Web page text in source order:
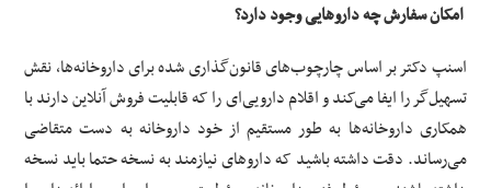
امکان سفارش چه داروهایی وجود دارد؟
اسنپ‌ دکتر بر اساس چارچوب‌های قانون‌گذاری شده برای داروخانه‌ها، نقش
تسهیل‌گر را ایفا می‌کند و اقلام دارویی‌ای را که قابلیت فروش آنلاین دارند با
همکاری داروخانه‌ها به طور مستقیم از خود داروخانه به دست متقاضی
می‌رساند. دقت داشته باشید که داروهای نیازمند به نسخه حتما باید نسخه